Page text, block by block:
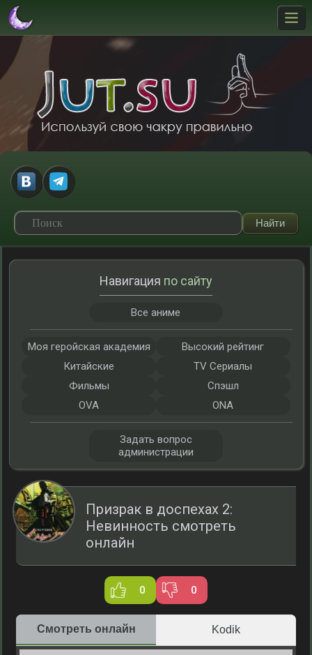
Призрак в доспехах 2:
Невинность смотреть
онлайн
0 0
Смотреть онлайн Kodik
Навигация по сайту
Все аниме
Моя геройская академия
Высокий рейтинг
Китайские
TV Сериалы
Фильмы
Спэшл
OVA
ONA
Задать вопрос
администрации